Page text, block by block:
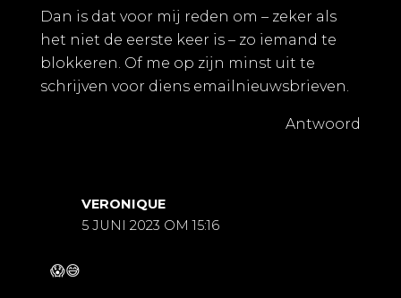
Dan is dat voor mij reden om – zeker als
het niet de eerste keer is – zo iemand te
blokkeren. Of me op zijn minst uit te
schrijven voor diens emailnieuwsbrieven.
Antwoord
VERONIQUE
5 JUNI 2023 OM 15:16
😱😅